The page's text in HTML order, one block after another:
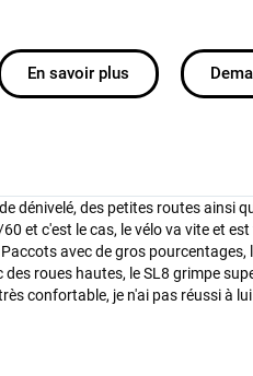
En savoir plus
dénivelé, des petites routes ainsi
et c'est le cas, le vélo va vite et
avec de gros
roues hautes, le SL8 grimpe
confortable, je n'ai pas réussi à